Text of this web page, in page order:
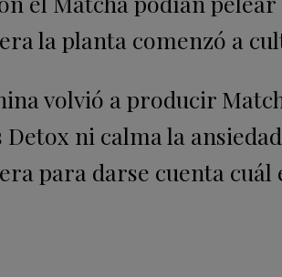
la planta comenzó a
volvió a producir
ni calma la
para darse cuenta cuál